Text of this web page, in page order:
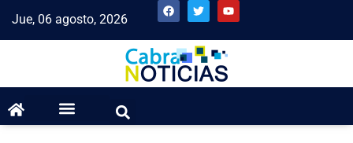
Jue, 06 agosto, 2026